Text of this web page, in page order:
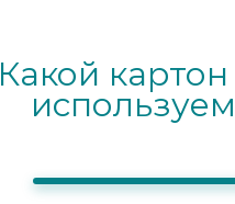
Какой